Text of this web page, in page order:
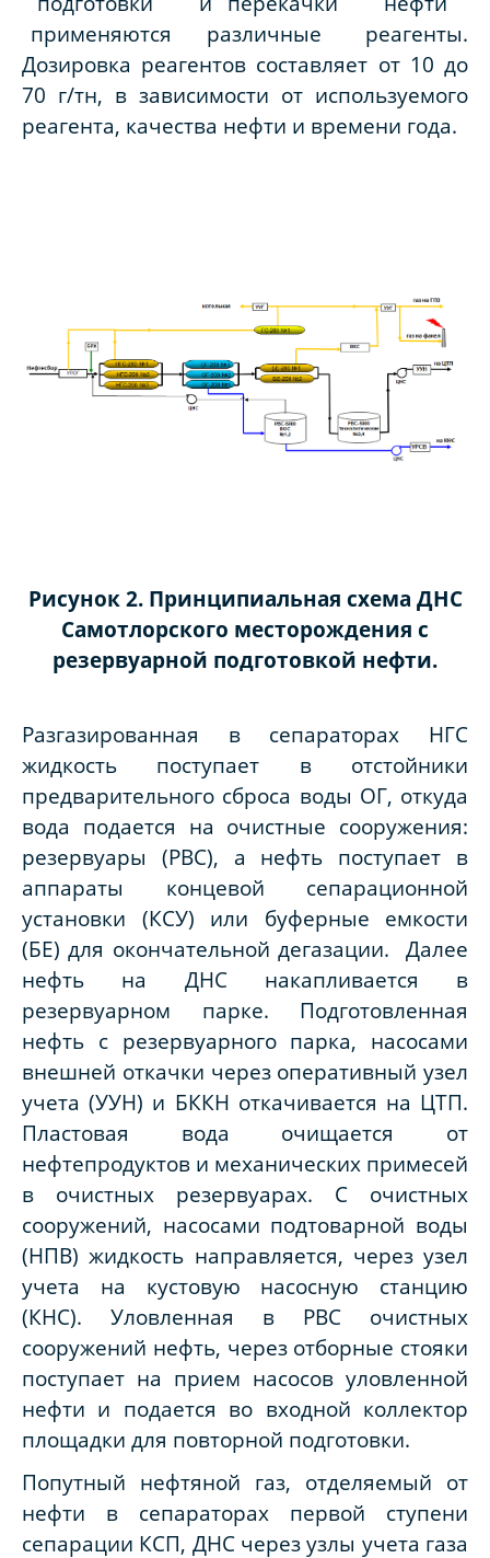
применяются различные реагенты.
Дозировка реагентов составляет от 10 до
70 г/тн, в зависимости от используемого
реагента, качества нефти и времени года.
Рисунок 2. Принципиальная схема ДНС
Самотлорского месторождения с
резервуарной подготовкой нефти.
Разгазированная в сепараторах НГС
жидкость поступает в отстойники
предварительного сброса воды ОГ, откуда
вода подается на очистные сооружения:
резервуары (РВС), а нефть поступает в
аппараты концевой сепарационной
установки (КСУ) или буферные емкости
(БЕ) для окончательной дегазации. Далее
нефть на ДНС накапливается в
резервуарном парке. Подготовленная
нефть с резервуарного парка, насосами
внешней откачки через оперативный узел
учета (УУН) и БККН откачивается на ЦТП.
Пластовая вода очищается от
нефтепродуктов и механических примесей
в очистных резервуарах. С очистных
сооружений, насосами подтоварной воды
(НПВ) жидкость направляется, через узел
учета на кустовую насосную станцию
(КНС). Уловленная в РВС очистных
сооружений нефть, через отборные стояки
поступает на прием насосов уловленной
нефти и подается во входной коллектор
площадки для повторной подготовки.
Попутный нефтяной газ, отделяемый от
нефти в сепараторах первой ступени
сепарации КСП, ДНС через узлы учета газа